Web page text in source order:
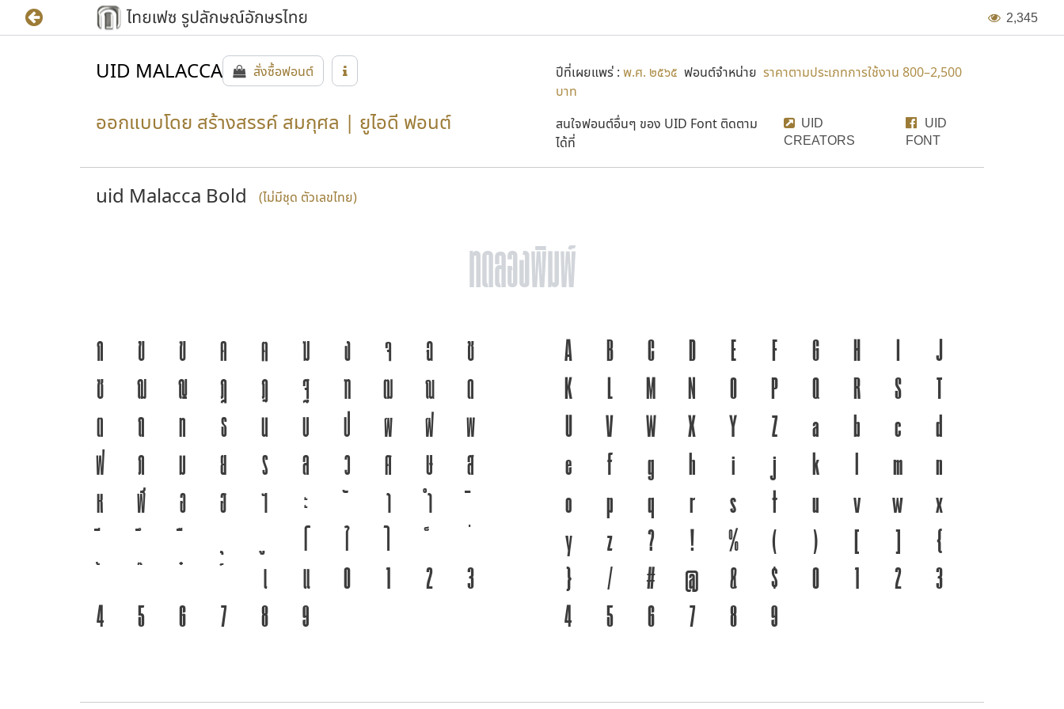
2,345
UID MALACCA สั่งซื้อฟอนต์ ปีที่เผยแพร่ : พ.ศ. ๒๕๖๕ ฟอนต์จำหน่าย ราคาตามประเภทการใช้งาน 800–2,500
บาท
ออกแบบโดย สร้างสรรค์ สมกุศล | ยูไอดี ฟอนต์
สนใจฟอนต์อื่นๆ ของ UID Font ติดตาม
ได้ที่
UID
CREATORS
UID
FONT
uid Malacca Bold (ไม่มีชุด ตัวเลขไทย)
ก ข ฃ ค ฅ ฆ ง จ ฉ
ช
ซ
ฌ ญ ฎ ฏ ฐ ฑ ฒ ณ
ด
ต
ถ ท ธ น บ ป ผ ฝ
พ
ฟ
ภ ม ย ร ล ว ศ ษ
ส
ห
ฬ อ ฮ ฯ ะ า
ำ
โ
ใ
ไ
เ
แ ๐ ๑ ๒
๓
๔
๕ ๖ ๗ ๘ ๙
A B C D E F G H I
J
K
L M N O P Q R S
T
U
V W X Y Z a b c
d
e
f g h i j k l m
n
o
p q r s t u v w
x
y
z ? ! % ( ) [ ]
{
}
/ # @ & $ 0 1 2
3
4
5 6 7 8 9
ภาษา คือ เครื่องมือสำคัญที่ทำให้ความเป็นชาติดำรงอยู่ได้ ภาษา คือ สะพานเชื่อมตัวตนของ
ชนชาติ จากอดีตสู่ปัจจุบัน ตัวพิมพ์ คือ เครื่องมือสำคัญที่ทำให้ภาษาดำรงอยู่ได้ แบบตัวพิมพ์
ที่พัฒนาทันกระแสการเปลี่ยนแปลง คือ โครงสร้างแกร่งของสะพานที่เชื่อมตัวตนของชาติ
จากปัจจุบันสู่อนาคต